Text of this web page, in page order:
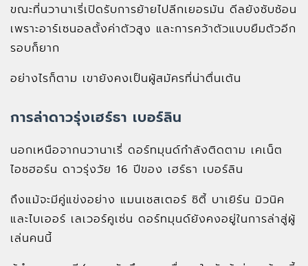
ขณะที่นวานาเรี่เปิดรับการย้ายไปลีกเยอรมัน ดีลยังซับซ้อน
เพราะอาร์เซนอลตั้งค่าตัวสูง และการคว้าตัวแบบยืมตัวอีก
รอบก็ยาก
อย่างไรก็ตาม เขายังคงเป็นผู้สมัครที่น่าตื่นเต้น
การล่าดาวรุ่งเฮร์ธา เบอร์ลิน
นอกเหนือจากนวานาเรี่ ดอร์ทมุนด์กำลังติดตาม เคเน็ต
ไอชฮอร์น ดาวรุ่งวัย 16 ปีของ เฮร์ธา เบอร์ลิน
ถึงแม้จะมีคู่แข่งอย่าง แมนเชสเตอร์ ซิตี้ บาเยิร์น มิวนิค
และไบเออร์ เลเวอร์คูเซ่น ดอร์ทมุนด์ยังคงอยู่ในการล่าสู่ผู้
เล่นคนนี้